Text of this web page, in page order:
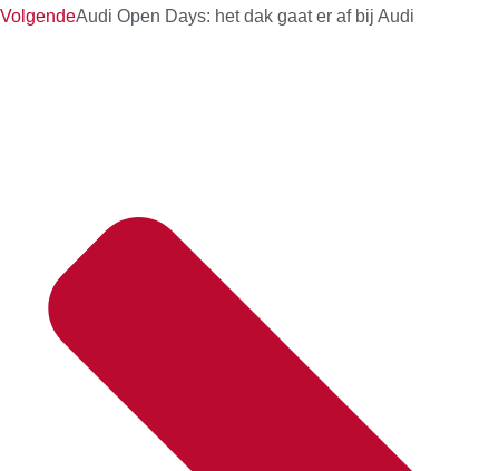
VolgendeAudi Open Days: het dak gaat er af bij Audi